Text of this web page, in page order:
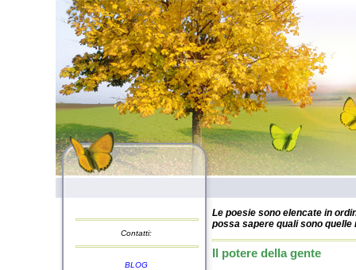
Contatti:
BLOG
Le poesie sono elencate in
possa sapere quali sono
Il potere della gente